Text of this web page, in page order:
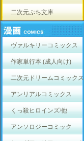
二次元ぷち文庫
ヴァルキリーコミックス
作家単行本 (成人向け)
二次元ドリームコミックス
アンリアルコミックス
くっ殺ヒロインズ/他
アンソロジーコミック